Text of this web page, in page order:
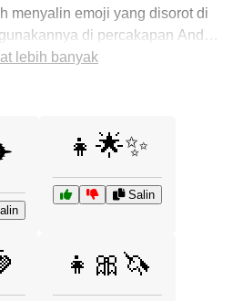
menyalin emoji yang disorot di
di percakapan Anda
sentuhan pribadi. Kami telah
Cewe dengan emoji
lebih banyak
👧🌟✨
Salin
👧🎀🦄